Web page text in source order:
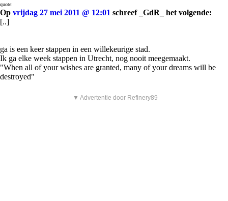
quote:
Op vrijdag 27 mei 2011 @ 12:01 schreef _GdR_ het volgende:
[..]
ga is een keer stappen in een willekeurige stad.
Ik ga elke week stappen in Utrecht, nog nooit meegemaakt.
"When all of your wishes are granted, many of your dreams will be
destroyed"
▼ Advertentie door Refinery89